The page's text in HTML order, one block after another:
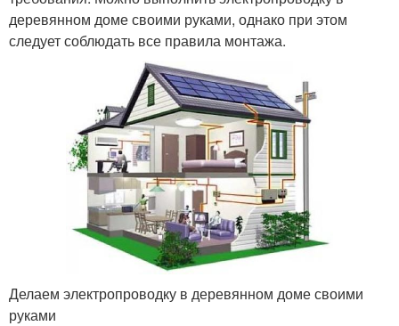
деревянном доме своими руками, однако при этом
следует соблюдать все правила монтажа.
Делаем электропроводку в деревянном доме своими
руками